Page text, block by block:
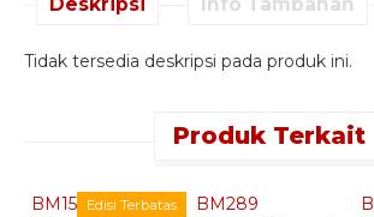
Tidak tersedia deskripsi pada produk ini.
Produk Terkait
Edisi Terbatas
BM152
Quick Order -
BM289